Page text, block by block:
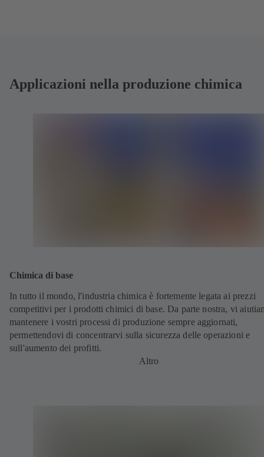
Applicazioni nella produzione chimica
Chimica di base
In tutto il mondo, l'industria chimica è fortemente legata ai prezzi
competitivi per i prodotti chimici di base. Da parte nostra, vi
mantenere i vostri processi di produzione sempre aggiornati,
permettendovi di concentrarvi sulla sicurezza delle operazioni e
sull'aumento dei profitti.
Altro